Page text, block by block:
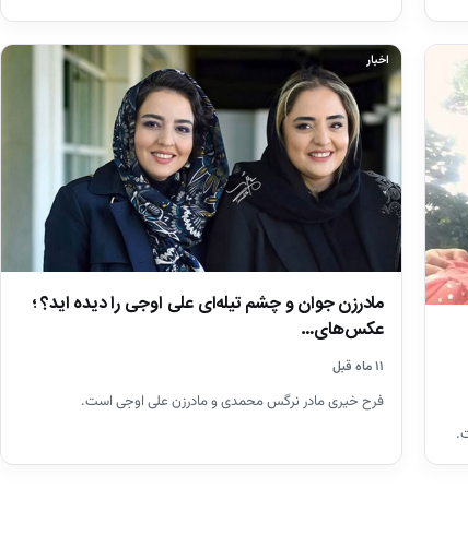
اخبار
مادرزن جوان و چشم تیله‌ای علی اوجی را دیده اید؟ ؛
عکس‌های…
۱۱ ماه قبل
فرح خیری مادر نرگس محمدی و مادرزن علی اوجی است.